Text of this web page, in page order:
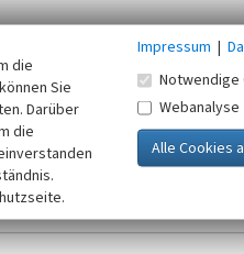
im Rahmen der KuLaDig-
NRW und der seit
zumDatenschutz
die
Sie
Darüber
die
Impressum |
Notwendige
Webanalyse